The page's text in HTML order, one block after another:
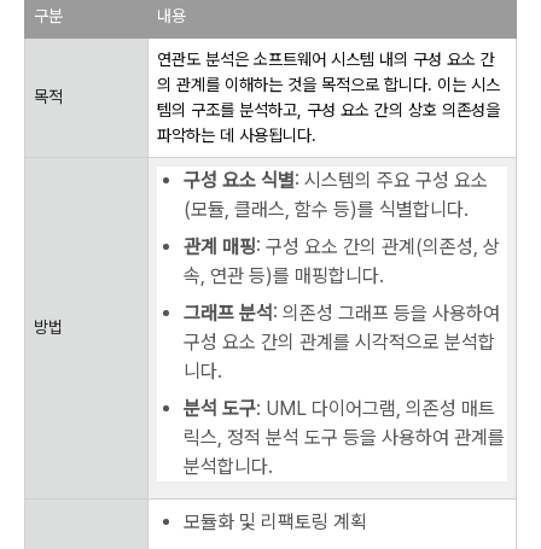
구분 내용
목적
연관도 분석은 소프트웨어 시스템 내의 구성 요소 간
의 관계를 이해하는 것을 목적으로 합니다. 이는 시스
템의 구조를 분석하고, 구성 요소 간의 상호 의존성을
파악하는 데 사용됩니다.
방법
구성 요소 식별: 시스템의 주요 구성 요소
(모듈, 클래스, 함수 등)를 식별합니다.
관계 매핑: 구성 요소 간의 관계(의존성, 상
속, 연관 등)를 매핑합니다.
그래프 분석 : 의존성 그래프 등을 사용하여
구성 요소 간의 관계를 시각적으로 분석합
니다.
분석 도구: UML 다이어그램, 의존성 매트
릭스, 정적 분석 도구 등을 사용하여 관계를
분석합니다.
모듈화 및 리팩토링 계획